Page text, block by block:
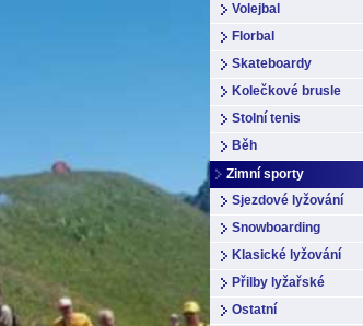
Volejbal
Florbal
Skateboardy
Kolečkové brusle
Stolní tenis
Běh
Zimní sporty
Sjezdové lyžování
Snowboarding
Klasické lyžování
Přilby lyžařské
Ostatní